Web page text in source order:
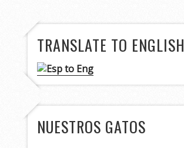
TRANSLATE TO ENGLISH
NUESTROS GATOS